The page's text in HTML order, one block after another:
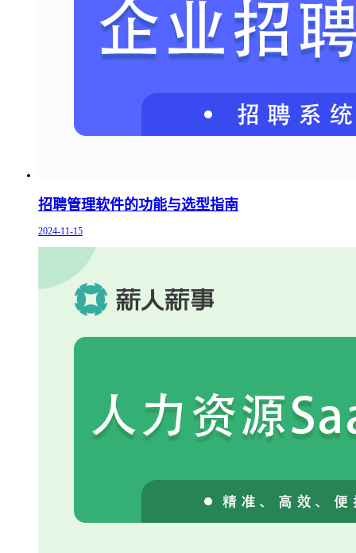
招聘管理软件的功能与选型指南
2024-11-15